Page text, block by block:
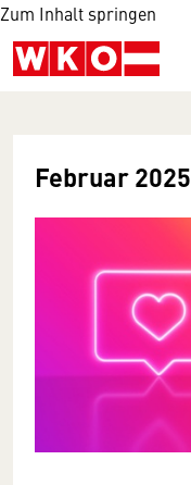
Zum Inhalt springen
Februar 2025